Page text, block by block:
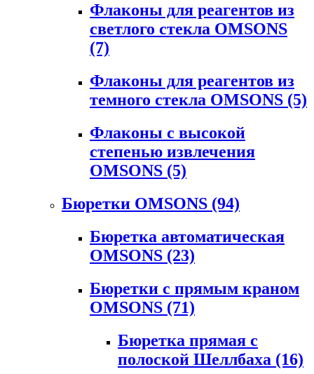
Флаконы для реагентов из
светлого стекла OMSONS
(7)
Флаконы для реагентов из
темного стекла OMSONS (5)
Флаконы с высокой
степенью извлечения
OMSONS (5)
Бюретки OMSONS (94)
Бюретка автоматическая
OMSONS (23)
Бюретки с прямым краном
OMSONS (71)
Бюретка прямая с
полоской Шеллбаха (16)